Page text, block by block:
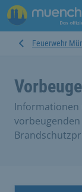
Feuerwehr
Informationen